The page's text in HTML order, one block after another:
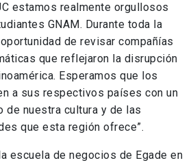
estamos realmente orgullosos
GNAM. Durante toda la
de revisar compañías
que reflejaron la disrupción
Esperamos que los
a sus respectivos países con un
de nuestra cultura y de las
que esta región ofrece”.
escuela de negocios de Egade en